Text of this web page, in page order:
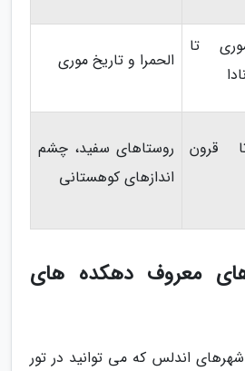
تا
الحمرا و تاریخ موری
قرون
روستاهای سفید، چشم
اندازهای کوهستانی
معروف دهکده های
شهرهای اندلس که می توانید در تور